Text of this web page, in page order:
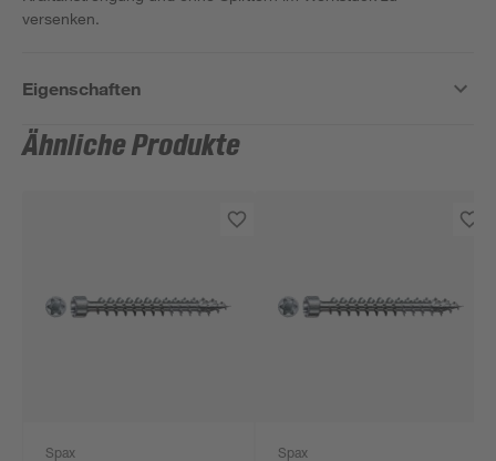
versenken.
Eigenschaften
Ähnliche Produkte
Spax Spax